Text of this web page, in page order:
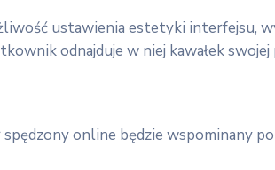
ustawienia estetyki
odnajduje w niej kawałek
online będzie wspominany